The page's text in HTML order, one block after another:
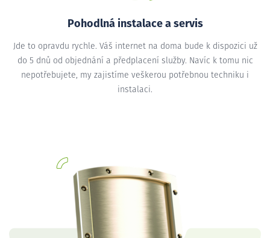
Pohodlná instalace a servis
Jde to opravdu rychle. Váš internet na doma bude k dispozici už
do 5 dnů od objednání a předplacení služby. Navíc k tomu nic
nepotřebujete, my zajistíme veškerou potřebnou techniku i
instalaci.